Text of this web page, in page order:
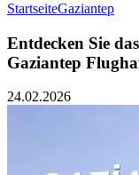
StartseiteGaziantep
Entdecken Sie
Gaziantep
24.02.2026